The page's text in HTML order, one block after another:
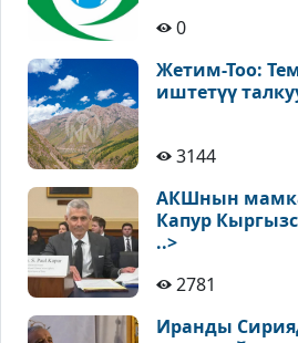
0
Жетим-Тоо:
иштетүү
3144
АКШнын
Капур
..>
2781
Иранды